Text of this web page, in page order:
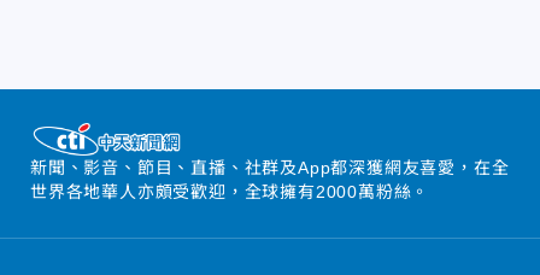
新聞、影音、節目、直播、社群及App都深獲網友喜愛，在全
世界各地華人亦頗受歡迎，全球擁有2000萬粉絲。